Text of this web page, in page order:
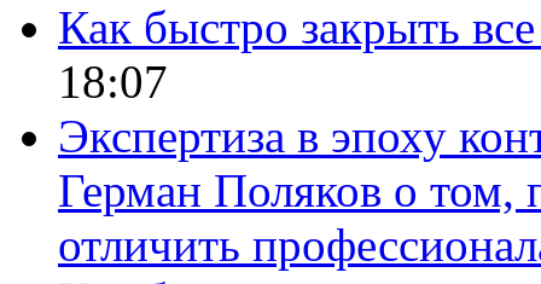
Как быстро закрыть
18:07
Экспертиза в эпоху
Герман Поляков о том,
отличить